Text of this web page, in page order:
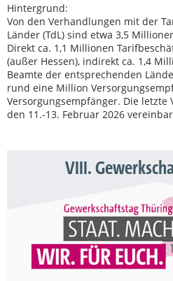
Hintergrund:
Von den Verhandlungen mit der
Länder (TdL) sind etwa 3,5
Direkt ca. 1,1 Millionen
(außer Hessen), indirekt ca. 1,4
Beamte der entsprechenden
rund eine Million
Versorgungsempfänger. Die
den 11.-13. Februar 2026
VIII.